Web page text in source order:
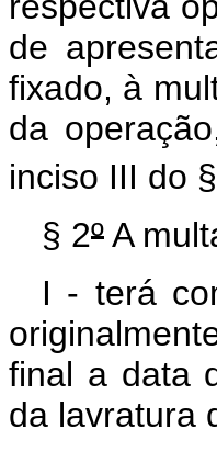
de
fixado, à
da
inciso III do
§ 2ºA
I - terá
final a data
da lavratura